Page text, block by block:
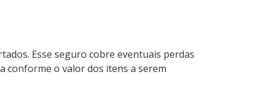
Esse seguro cobre eventuais perdas
conforme o valor dos itens a serem